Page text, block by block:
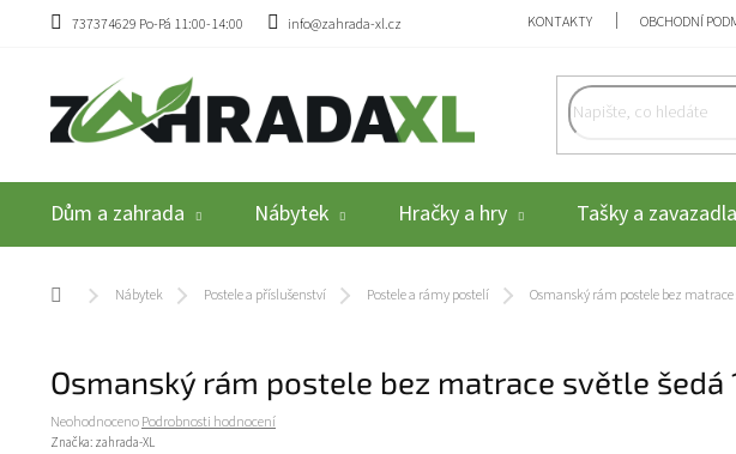
Přejít na obsah
737374629 Po-Pá 11:00-14:00 info@zahrada-xl.cz KONTAKTY OBCHODNÍ
Dům a zahrada Nábytek Hračky a hry Tašky a zavazadla
Domů Nábytek Postele a příslušenství Postele a rámy postelí Osmanský rám postele bez
Osmanský rám postele bez matrace světle šedá
Průměrné hodnocení produktu je 0,0 z 5 hvězdiček.
NeohodnocenoPodrobnosti hodnocení
Značka: zahrada-XL